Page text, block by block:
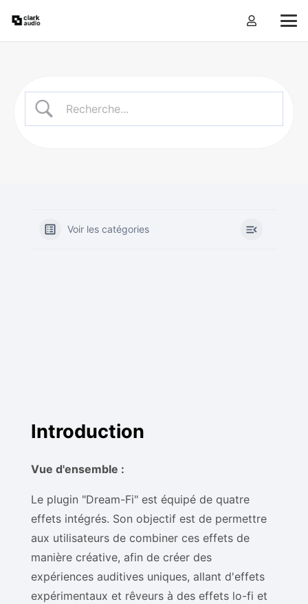
Voir les catégories
Introduction
Vue d'ensemble :
Le plugin "Dream-Fi" est équipé de quatre
effets intégrés. Son objectif est de permettre
aux utilisateurs de combiner ces effets de
manière créative, afin de créer des
expériences auditives uniques, allant d'effets
expérimentaux et rêveurs à des effets lo-fi et